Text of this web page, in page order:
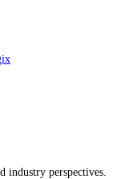
industry perspectives.